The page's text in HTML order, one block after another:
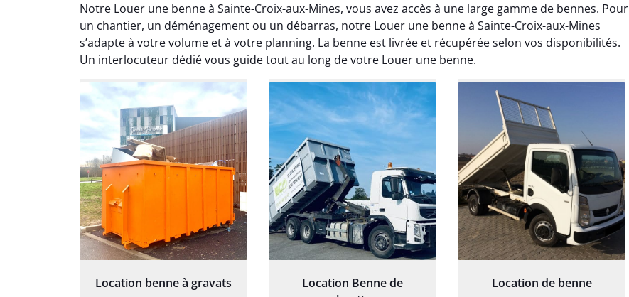
Notre Louer une benne à Sainte-Croix-aux-Mines, vous avez accès à une large gamme de bennes. Pour
un chantier, un déménagement ou un débarras, notre Louer une benne à Sainte-Croix-aux-Mines
s’adapte à votre volume et à votre planning. La benne est livrée et récupérée selon vos disponibilités.
Un interlocuteur dédié vous guide tout au long de votre Louer une benne.
Location benne à gravats
Location Benne de
Location de benne
Aurélie Bonnet
21 juin 2024
Le service de terrassement
jardin à Var était
exceptionnel. L'équipe a
travaillé de manière efficace
et professionnelle, laissant
notre jardin impeccable et
prêt pour notre nouveau
projet d'aménagement
paysager.
Elisa Barreau
6 avril 2025
Parfait pour évacuer les
gravats de mon chantier.
Service rapide et efficace. Je
recommande sans
hésitation.